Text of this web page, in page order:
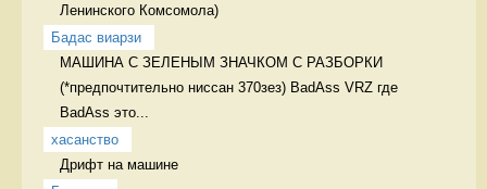
Ленинского Комсомола)
Бадас виарзи
МАШИНА С ЗЕЛЕНЫМ ЗНАЧКОМ С РАЗБОРКИ
(*предпочтительно ниссан 370зез) BadAss VRZ где
BadAss это...
хасанство
Дрифт на машине